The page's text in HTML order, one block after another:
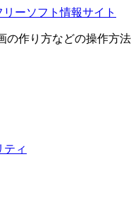
リーソフト情報サイト
の作り方などの操作方
ティ